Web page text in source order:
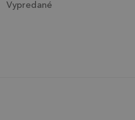
Vypredané